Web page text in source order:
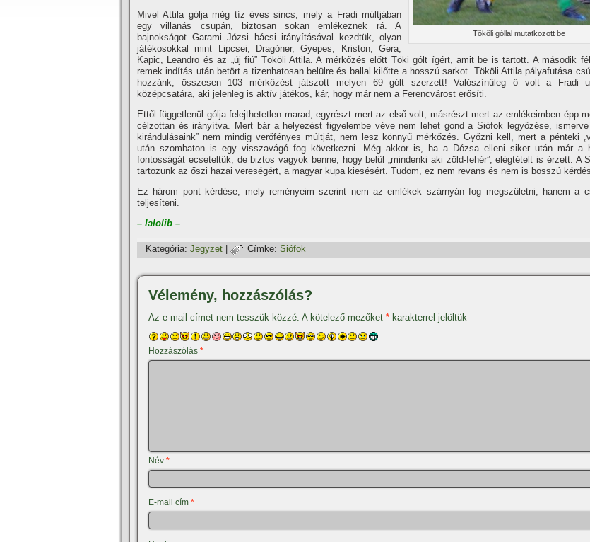
Tököli góllal mutatkozott be
Mivel Attila gólja még tí­z éves sincs, mely a Fradi múltjában
egy villanás csupán, biztosan sokan emlékeznek rá. A
bajnokságot Garami Józsi bácsi irányí­tásával kezdtük, olyan
játékosokkal mint Lipcsei, Dragóner, Gyepes, Kriston, Gera,
Kapic, Leandro és az „új fiú” Tököli Attila. A mérkőzés előtt Töki gólt í­gért, amit be is tartott. A második
remek indí­tás után betört a tizenhatosan belülre és ballal kilőtte a hosszú sarkot. Tököli Attila pályafutása
hozzánk, összesen 103 mérkőzést játszott melyen 69 gólt szerzett! Valószí­nűleg ő volt a Fradi
középcsatára, aki jelenleg is aktí­v játékos, kár, hogy már nem a Ferencvárost erősí­ti.
Ettől függetlenül gólja felejthetetlen marad, egyrészt mert az első volt, másrészt mert az emlékeimben épp
célzottan és irányí­tva. Mert bár a helyezést figyelembe véve nem lehet gond a Siófok legyőzése, ismerve
kirándulásaink” nem mindig verőfényes múltját, nem lesz könnyű mérkőzés. Győzni kell, mert a pénteki
után szombaton is egy visszavágó fog következni. Még akkor is, ha a Dózsa elleni siker után már a
fontosságát ecseteltük, de biztos vagyok benne, hogy belül „mindenki aki zöld-fehér”, elégtételt is érzett. A
tartozunk az őszi hazai vereségért, a magyar kupa kiesésért. Tudom, ez nem revans és nem is bosszú
Ez három pont kérdése, mely reményeim szerint nem az emlékek szárnyán fog megszületni, hanem a
teljesí­teni.
– lalolib –
Kategória: Jegyzet Címke: Siófok
Vélemény, hozzászólás?
Az e-mail címet nem tesszük közzé. A kötelező mezőket * karakterrel jelöltük
Hozzászólás *
Név *
E-mail cím *